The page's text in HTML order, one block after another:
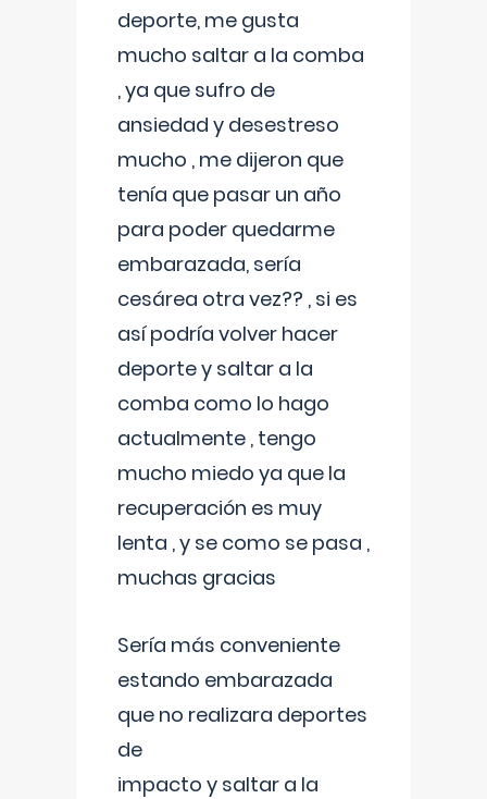
deporte, me gusta
mucho saltar a la comba
, ya que sufro de
ansiedad y desestreso
mucho , me dijeron que
tenía que pasar un año
para poder quedarme
embarazada, sería
cesárea otra vez?? , si es
así podría volver hacer
deporte y saltar a la
comba como lo hago
actualmente , tengo
mucho miedo ya que la
recuperación es muy
lenta , y se como se pasa ,
muchas gracias
Sería más conveniente
estando embarazada
que no realizara deportes
de
impacto y saltar a la